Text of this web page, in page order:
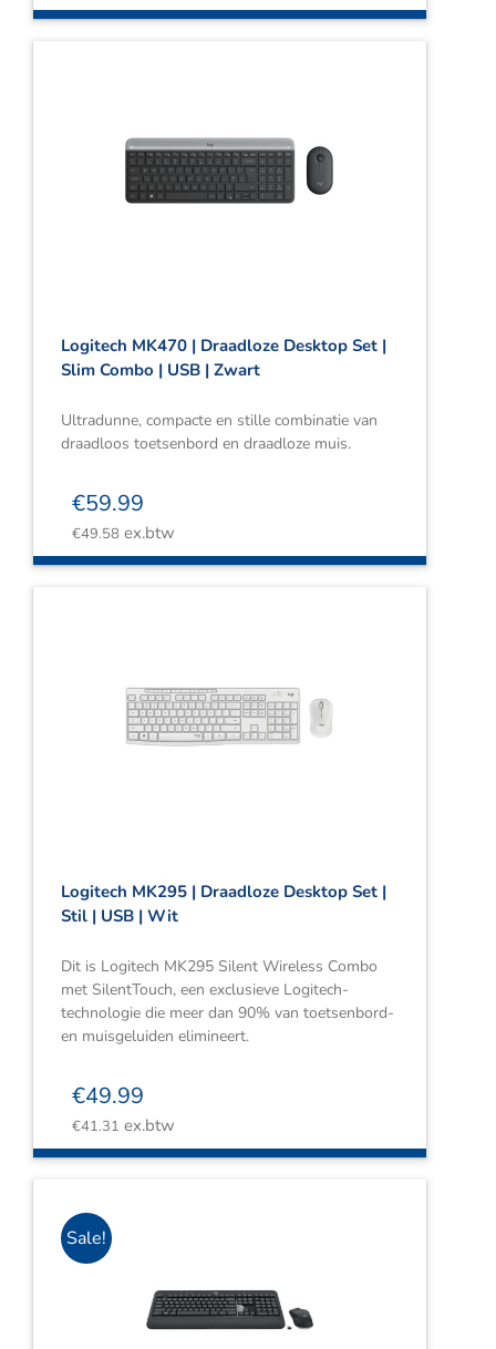
Logitech MK470 | Draadloze Desktop Set |
Slim Combo | USB | Zwart
Ultradunne, compacte en stille combinatie van
draadloos toetsenbord en draadloze muis.
€59.99
€49.58 ex.btw
Logitech MK295 | Draadloze Desktop Set |
Stil | USB | Wit
Dit is Logitech MK295 Silent Wireless Combo
met SilentTouch, een exclusieve Logitech-
technologie die meer dan 90% van toetsenbord-
en muisgeluiden elimineert.
€49.99
€41.31 ex.btw
Sale!